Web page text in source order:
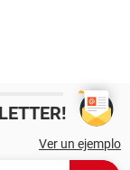
Ver un ejemplo